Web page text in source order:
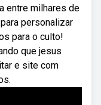
entre milhares de
personalizar
para o culto!
que jesus
e site com